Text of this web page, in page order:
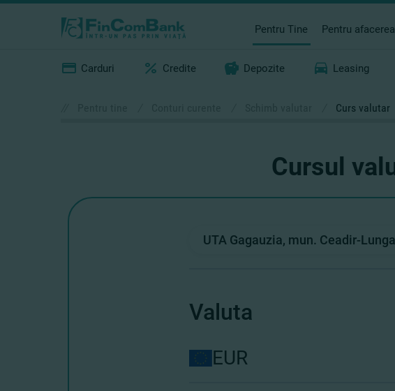
Pentru Tine Pentru
Carduri Credite Depozite Leasing
Curs valutar
Cursul
Valuta
EUR